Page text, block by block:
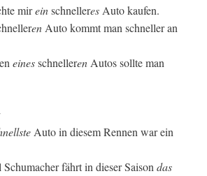
mireinschnelleres Auto kaufen.
en Auto kommt man schneller an
einesschnelleren Autos sollte man
Auto in diesem Rennen war ein
fährt in dieser Saison das